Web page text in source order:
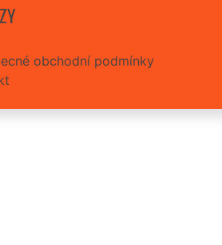
obchodní podmínky